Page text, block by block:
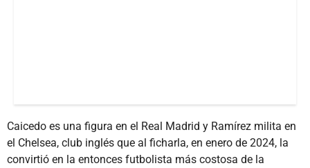
Caicedo es una figura en el Real Madrid y Ramírez milita en
el Chelsea, club inglés que al ficharla, en enero de 2024, la
convirtió en la entonces futbolista más costosa de la